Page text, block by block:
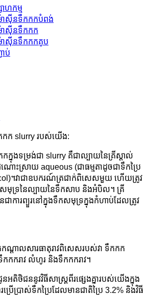
ហកម្ម
ាស៊ីនទឹកកកបំពង់
ាស៊ីនទឹកកក
ាស៊ីនទឹកកកគូប
ប់
ក slurry របស់យើង:
ក្នុងទម្រង់ជា slurry គឺជាល្បាយនៃគ្រីស្តាល់
ះស្រាយ aqueous (ជាធម្មតាដូចជាទឹកប្រៃ
។វាជាឧបករណ៍ត្រជាក់ពិសេសមួយ ហើយត្រូវ
មុទ្រនៃល្បាយនៃទឹកសាប និងអំបិល។ គ្រី
ជាការព្យួរនៅក្នុងទឹកសមុទ្រក្នុងកំហាប់ដែលត្រូវ
ណ្តាលសារធាតុរាវពិសេសរបស់វា ទឹកកក
កកករាវ លំហូរ និងទឹកកករាវ។
តិថិជននូវវិធីសាស្រ្តពីរផ្សេងគ្នារបស់យើងក្នុង
រើប្រាស់ទឹកប្រៃដែលមានជាតិប្រៃ 3.2% និងវិធី